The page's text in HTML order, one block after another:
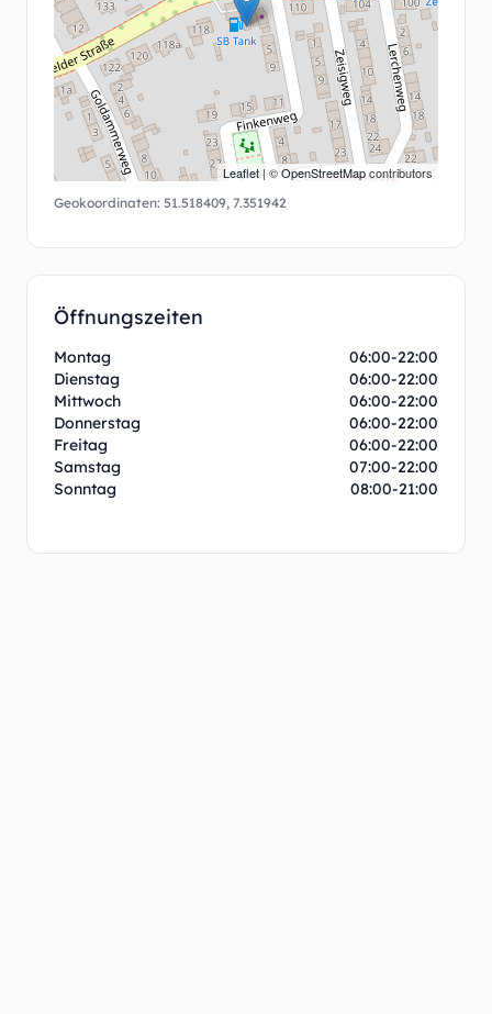
Leaflet| ©OpenStreetMapcontributors
Geokoordinaten: 51.518409, 7.351942
Öffnungszeiten
Montag
06:00-22:00
Dienstag
06:00-22:00
Mittwoch
06:00-22:00
Donnerstag
06:00-22:00
Freitag
06:00-22:00
Samstag
07:00-22:00
Sonntag
08:00-21:00